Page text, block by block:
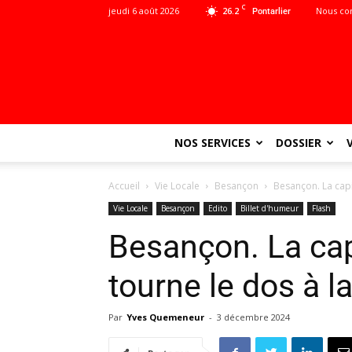
26.2 C Pontarlier
jeudi 6 août 2026 Nous
NOS SERVICES DOSSIER
Accueil Vie Locale Besançon Besançon. La
Vie Locale Besançon Edito Billet d'humeur Flash
Besançon. La
tourne le dos à
Par Yves Quemeneur - 3 décembre 2024